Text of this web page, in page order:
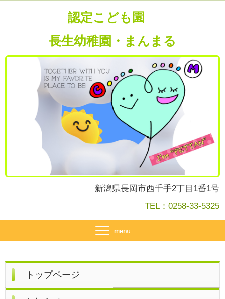
認定こども園
長生幼稚園・まんまる
新潟県長岡市西千手2丁目1番1号
TEL：0258-33-5325
トップページ